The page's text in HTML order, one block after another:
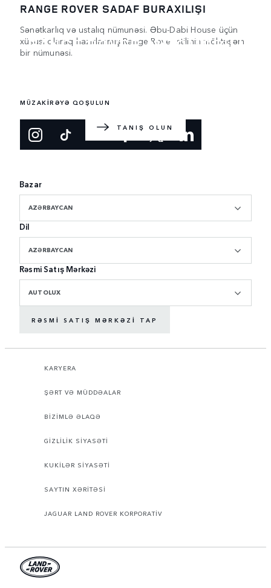
RANGE ROVER SADAF BURAXILIŞI
Sənətkarlıq və ustalıq nümunəsi. Əbu-Dabi House üçün
xüsusi olaraq hazırlanmış Range Rover stilinin möhtəşəm
bir nümunəsi.
RANGE ROVER AVTOMOBİLİ
TANIŞ OLUN
MÜZAKİRƏYƏ QOŞULUN
Bazar
AZƏRBAYCAN
Dil
AZƏRBAYCAN
Rəsmi Satış Mərkəzi
AUTOLUX
RƏSMI SATIŞ MƏRKƏZI TAP
KARYERA
ŞƏRT VƏ MÜDDƏALAR
BİZİMLƏ ƏLAQƏ
GİZLİLİK SİYASƏTİ
KUKİLƏR SİYASƏTİ
SAYTIN XƏRİTƏSİ
JAGUAR LAND ROVER KORPORATİV